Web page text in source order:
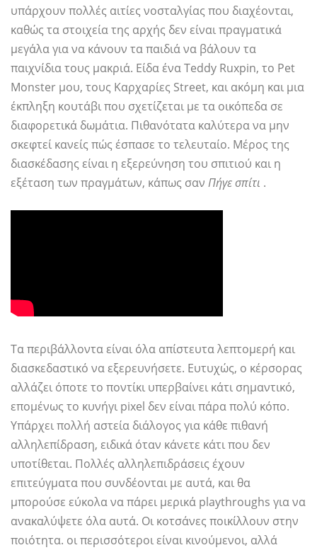
υπάρχουν πολλές αιτίες νοσταλγίας που διαχέονται,
καθώς τα στοιχεία της αρχής δεν είναι πραγματικά
μεγάλα για να κάνουν τα παιδιά να βάλουν τα
παιχνίδια τους μακριά. Είδα ένα Teddy Ruxpin, το Pet
Monster μου, τους Καρχαρίες Street, και ακόμη και μια
έκπληξη κουτάβι που σχετίζεται με τα οικόπεδα σε
διαφορετικά δωμάτια. Πιθανότατα καλύτερα να μην
σκεφτεί κανείς πώς έσπασε το τελευταίο. Μέρος της
διασκέδασης είναι η εξερεύνηση του σπιτιού και η
εξέταση των πραγμάτων, κάπως σαν Πήγε σπίτι .
Τα περιβάλλοντα είναι όλα απίστευτα λεπτομερή και
διασκεδαστικό να εξερευνήσετε. Ευτυχώς, ο κέρσορας
αλλάζει όποτε το ποντίκι υπερβαίνει κάτι σημαντικό,
επομένως το κυνήγι pixel δεν είναι πάρα πολύ κόπο.
Υπάρχει πολλή αστεία διάλογος για κάθε πιθανή
αλληλεπίδραση, ειδικά όταν κάνετε κάτι που δεν
υποτίθεται. Πολλές αλληλεπιδράσεις έχουν
επιτεύγματα που συνδέονται με αυτά, και θα
μπορούσε εύκολα να πάρει μερικά playthroughs για να
ανακαλύψετε όλα αυτά. Οι κοτσάνες ποικίλλουν στην
ποιότητα. οι περισσότεροι είναι κινούμενοι, αλλά